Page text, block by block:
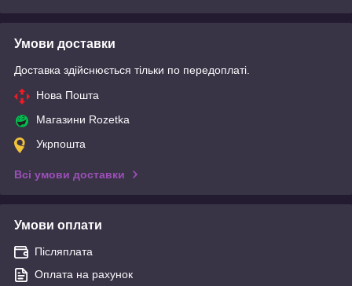
Умови доставки
Доставка здійснюється тільки по передоплаті.
Нова Пошта
Магазини Rozetka
Укрпошта
Всі умови доставки
Умови оплати
Післяплата
Оплата на рахунок